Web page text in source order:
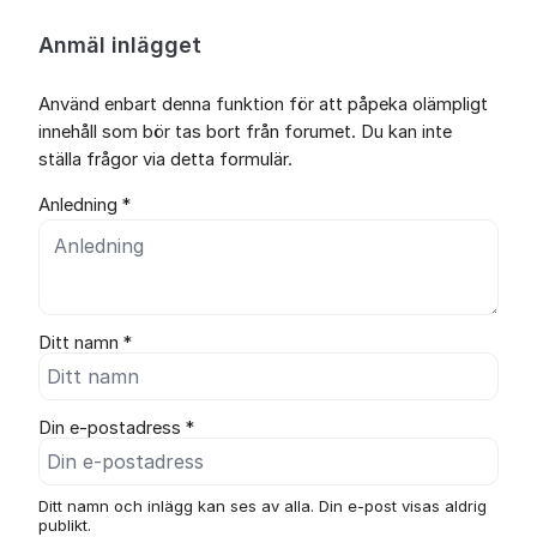
Anmäl inlägget
Använd enbart denna funktion för att påpeka olämpligt
innehåll som bör tas bort från forumet. Du kan inte
ställa frågor via detta formulär.
Anledning *
Ditt namn *
Din e-postadress *
Ditt namn och inlägg kan ses av alla. Din e-post visas aldrig
publikt.